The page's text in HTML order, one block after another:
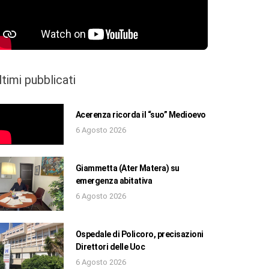
pubblicati
Acerenza ricorda il “suo” Medioevo
6 Agosto 2026
Giammetta (Ater Matera) su
emergenza abitativa
6 Agosto 2026
Ospedale di Policoro, precisazioni
Direttori delle Uoc
6 Agosto 2026